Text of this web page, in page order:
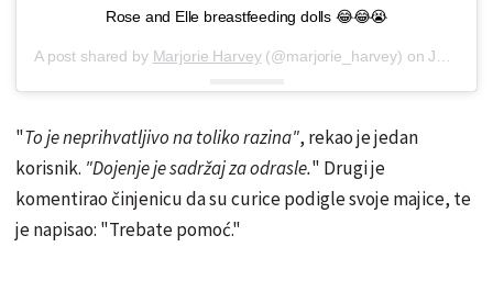
Rose and Elle breastfeeding dolls 😂😂😭
A post shared by Marjorie Harvey(@marjorie_harvey) onJan 14, 2019 at 8:39am PST
"To je neprihvatljivo na toliko razina", rekao je jedan
korisnik. "Dojenje je sadržaj za odrasle." Drugi je
komentirao činjenicu da su curice podigle svoje majice, te
je napisao: "Trebate pomoć."